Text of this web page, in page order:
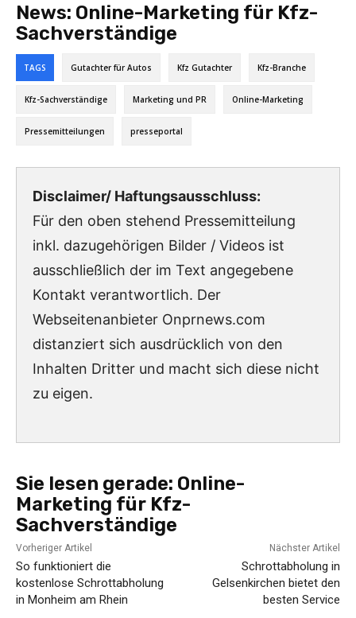
News: Online-Marketing für Kfz-
Sachverständige
TAGS Gutachter für Autos Kfz Gutachter Kfz-Branche
Kfz-Sachverständige Marketing und PR Online-Marketing
Pressemitteilungen presseportal
Disclaimer/ Haftungsausschluss:
Für den oben stehend Pressemitteilung
inkl. dazugehörigen Bilder / Videos ist
ausschließlich der im Text angegebene
Kontakt verantwortlich. Der
Webseitenanbieter Onprnews.com
distanziert sich ausdrücklich von den
Inhalten Dritter und macht sich diese nicht
zu eigen.
Sie lesen gerade: Online-
Marketing für Kfz-
Sachverständige
Vorheriger Artikel
So funktioniert die
kostenlose Schrottabholung
in Monheim am Rhein
Nächster Artikel
Schrottabholung in
Gelsenkirchen bietet den
besten Service